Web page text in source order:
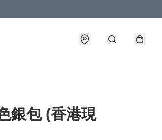
銀包 (香港現